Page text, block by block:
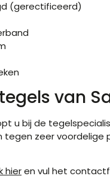
(gerectificeerd)
van
u bij de
zeer voordelige
hieren vul het